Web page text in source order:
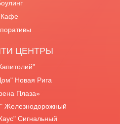
ЦЕНТРЫ
Кафе
Новая Рига
Плаза»
Железнодорожный
Сигнальный